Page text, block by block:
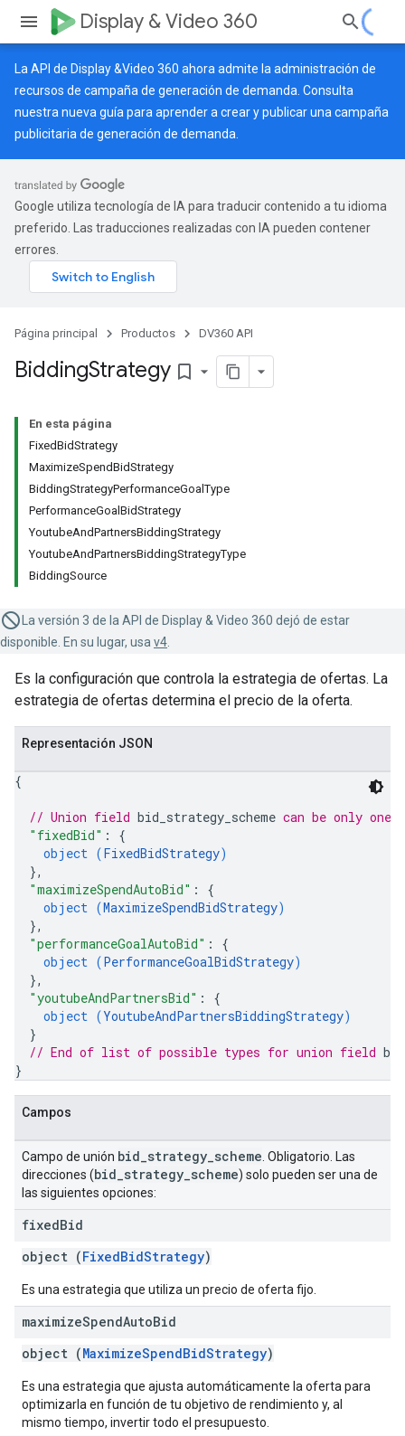
Display & Video 360
La API de Display &Video 360 ahora admite la administración de
recursos de campaña de generación de demanda. Consulta
nuestra nueva guía para aprender a crear y publicar una campaña
publicitaria de generación de demanda.
Google utiliza tecnología de IA para traducir contenido a tu idioma
preferido. Las traducciones realizadas con IA pueden contener
errores.
Página principal Productos DV360 API
BiddingStrategy bookmark_border
En esta página
FixedBidStrategy
MaximizeSpendBidStrategy
BiddingStrategyPerformanceGoalType
PerformanceGoalBidStrategy
YoutubeAndPartnersBiddingStrategy
YoutubeAndPartnersBiddingStrategyType
BiddingSource
La versión 3 de la API de Display & Video 360 dejó de estar
disponible. En su lugar, usa v4
Es la configuración que controla la estrategia de ofertas. La
estrategia de ofertas determina el precio de la oferta.
Representación JSON
{
// Union field bid_strategy_scheme can be only
"fixedBid" : {
object (FixedBidStrategy)
},
"maximizeSpendAutoBid" : {
object (MaximizeSpendBidStrategy)
},
"performanceGoalAutoBid" : {
object (PerformanceGoalBidStrategy)
},
"youtubeAndPartnersBid" : {
object (YoutubeAndPartnersBiddingStrategy)
}
// End of list of possible types for union field
}
Campos
Campo de unión bid strategy scheme . Obligatorio. Las
direcciones (bid strategy scheme) solo pueden ser una de
las siguientes opciones:
fixedBid
object (FixedBidStrategy)
Es una estrategia que utiliza un precio de oferta fijo.
maximizeSpendAutoBid
object (MaximizeSpendBidStrategy)
Es una estrategia que ajusta automáticamente la oferta para
optimizarla en función de tu objetivo de rendimiento y, al
mismo tiempo, invertir todo el presupuesto.